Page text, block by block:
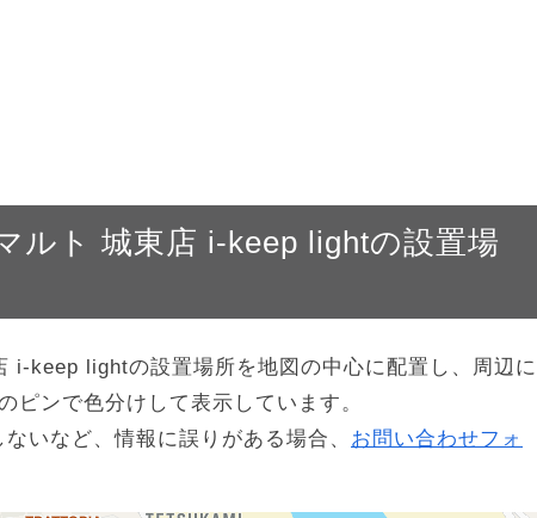
ルト 城東店 i-keep lightの設置場
i-keep lightの設置場所を地図の中心に配置し、周辺に
ピンで色分けして表示しています。
いなど、情報に誤りがある場合、 お問い合わせフォ